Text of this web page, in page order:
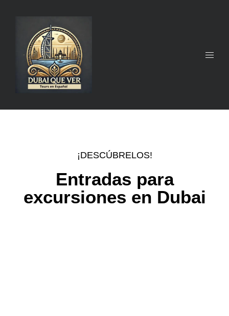
¡DESCÚBRELOS!
Entradas para
excursiones en Dubai